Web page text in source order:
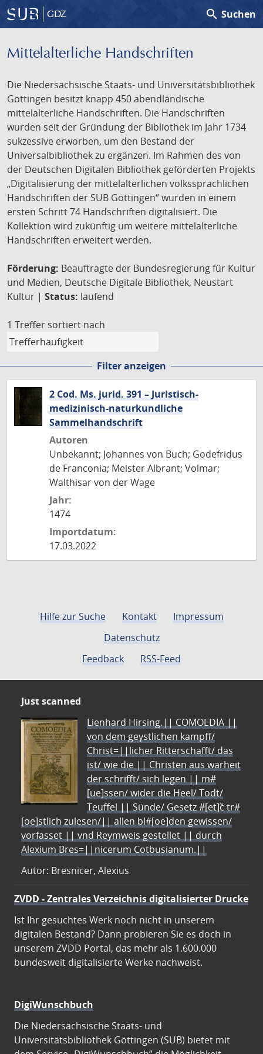
GDZ search Suchen
Mittelalterliche Handschriften
Die Niedersächsische Staats- und Universitätsbibliothek
Göttingen besitzt knapp 450 abendländische
mittelalterliche Handschriften. Die Handschriften
wurden seit der Gründung der Bibliothek im Jahr 1734
sukzessive erworben, um den Bestand der
Universalbibliothek zu ergänzen. Im Rahmen des von
der Deutschen Digitalen Bibliothek geförderten Projekts
„Digitalisierung der mittelalterlichen volkssprachlichen
Handschriften der SUB Göttingen“ wurden in einem
ersten Schritt 74 Handschriften digitalisiert. Die
Kollektion wird zukünftig um weitere mittelalterliche
Handschriften erweitert werden.
Förderung: Beauftragte der Bundesregierung für Kultur
und Medien, Deutsche Digitale Bibliothek, Neustart
Kultur | Status: laufend
1 Treffer sortiert nach
Filter anzeigen
2 Cod. Ms. jurid. 391 – Juristisch-
medizinisch-naturkundliche
Sammelhandschrift
Autoren
Unbekannt; Johannes von Buch; Godefridus
de Franconia; Meister Albrant; Volmar;
Walthisar von der Wage
Jahr:
1474
Importdatum:
17.03.2022
Hilfe zur Suche Kontakt
Impressum
Datenschutz
Feedback
RSS-Feed
Just scanned
Lienhard Hirsing.|| COMOEDIA ||
von dem geystlichen kampff/
Christ=||licher Ritterschafft/ das
ist/ wie die || Christen aus warheit
der schrifft/ sich legen || m#
[ue]ssen/ wider die Heel/ Todt/
Teuffel || Sünde/ Gesetz #[et]c̃ tr#
[oe]stlich zulesen/|| allen bl#[oe]den gewissen/
vorfasset || vnd Reymweis gestellet || durch
Alexium Bres=||nicerum Cotbusianum.||
Autor: Bresnicer, Alexius
ZVDD - Zentrales Verzeichnis digitalisierter Drucke
Ist Ihr gesuchtes Werk noch nicht in unserem
digitalen Bestand? Dann probieren Sie es doch in
unserem ZVDD Portal, das mehr als 1.600.000
bundesweit digitalisierte Werke nachweist.
DigiWunschbuch
Die Niedersächsische Staats- und
Universitätsbibliothek Göttingen (SUB) bietet mit